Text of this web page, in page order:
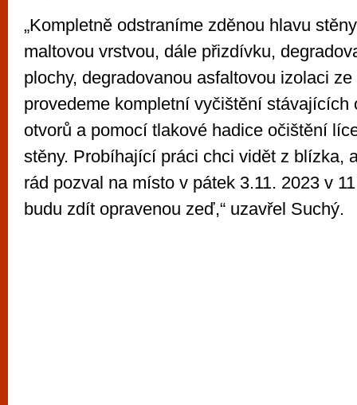
„Kompletně odstraníme zděnou hlavu
maltovou vrstvou, dále přizdívku,
plochy, degradovanou asfaltovou izolaci
provedeme kompletní vyčištění stávajících
otvorů a pomocí tlakové hadice očištění
stěny. Probíhající práci chci vidět z blízka,
rád pozval na místo v pátek 3.11. 2023 v
budu zdít opravenou zeď,“ uzavřel Suchý.